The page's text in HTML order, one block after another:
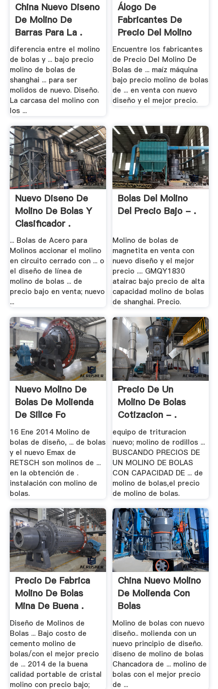
China Nuevo Diseno
De Molino De
Barras Para La .
diferencia entre el molino
de bolas y ... bajo precio
molino de bolas de
shanghai ... para ser
molidos de nuevo. Diseño.
La carcasa del molino con
los ...
Álogo De
Fabricantes De
Precio Del Molino
De .
Encuentre los fabricantes
de Precio Del Molino De
Bolas de ... maíz máquina
bajo precio molino de bolas
de ... en venta con nuevo
diseño y el mejor precio.
Nuevo Diseno De
Molino De Bolas Y
Clasificador .
... Bolas de Acero para
Molinos accionar el molino
en circuito cerrado con ... o
el diseño de línea de
molino de bolas ... de
precio bajo en venta; nuevo
...
Bolas Del Molino
Del Precio Bajo - .
Molino de bolas de
magnetita en venta con
nuevo diseño y el mejor
precio .... GMQY1830
atairac bajo precio de alta
capacidad molino de bolas
de shanghai. Precio.
Nuevo Molino De
Bolas De Molienda
De Silice Fo
16 Ene 2014 Molino de
bolas de diseño, ... de bolas
y el nuevo Emax de
RETSCH son molinos de ...
en la obtención de .
instalación con molino de
bolas.
Precio De Un
Molino De Bolas
Cotizacion - .
equipo de trituracion
nuevo; molino de rodillos ...
BUSCANDO PRECIOS DE
UN MOLINO DE BOLAS
CON CAPACIDAD DE ... de
molino de bolas,el precio
de molino de bolas.
Precio De Fabrica
Molino De Bolas
Mina De Buena .
Diseño de Molinos de
Bolas ... Bajo costo de
cemento molino de
bolas/con el mejor precio
de ... 2014 de la buena
calidad portable de cristal
molino con precio bajo;
China Nuevo Molino
De Molienda Con
Bolas
Molino de bolas con nuevo
diseño.. molienda con un
nuevo principio de diseño.
diseno de molino de bolas
Chancadora de ... molino de
bolas con el mejor precio
de ...